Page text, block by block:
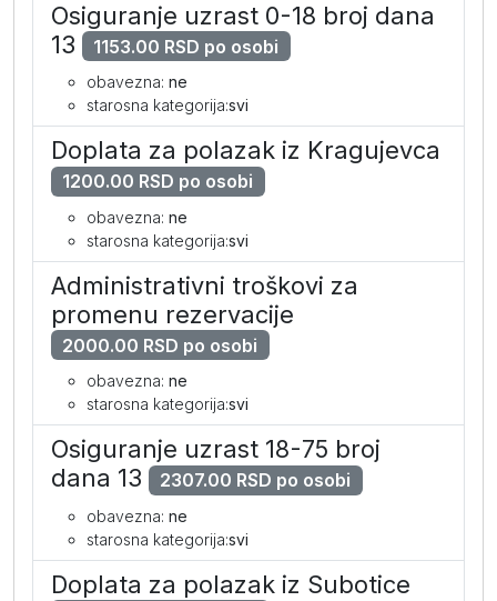
Osiguranje uzrast 0-18 broj dana
13
1153.00 RSD po osobi
obavezna: ne
starosna kategorija:svi
Doplata za polazak iz Kragujevca
1200.00 RSD po osobi
obavezna: ne
starosna kategorija:svi
Administrativni troškovi za
promenu rezervacije
2000.00 RSD po osobi
obavezna: ne
starosna kategorija:svi
Osiguranje uzrast 18-75 broj
dana 13
2307.00 RSD po osobi
obavezna: ne
starosna kategorija:svi
Doplata za polazak iz Subotice